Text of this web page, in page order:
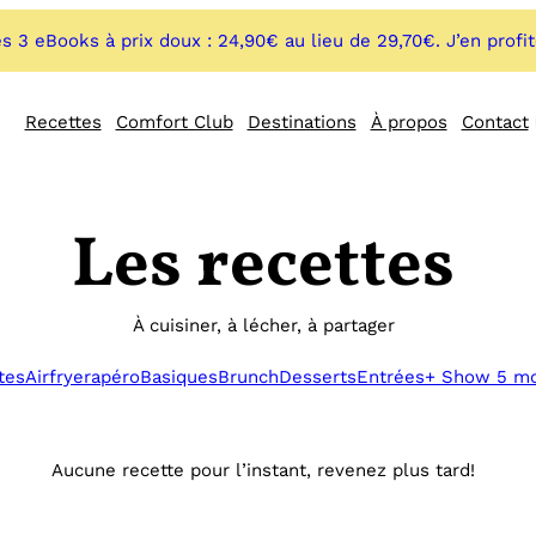
3 eBooks à prix doux : 24,90€ au lieu de 29,70€. J’en
Recettes Comfort Club Destinations À propos Contact
Les recettes
À cuisiner, à lécher, à partager
AirfryerapéroBasiquesBrunchDessertsEntrées+ Show 5
Aucune recette pour l’instant, revenez plus tard!